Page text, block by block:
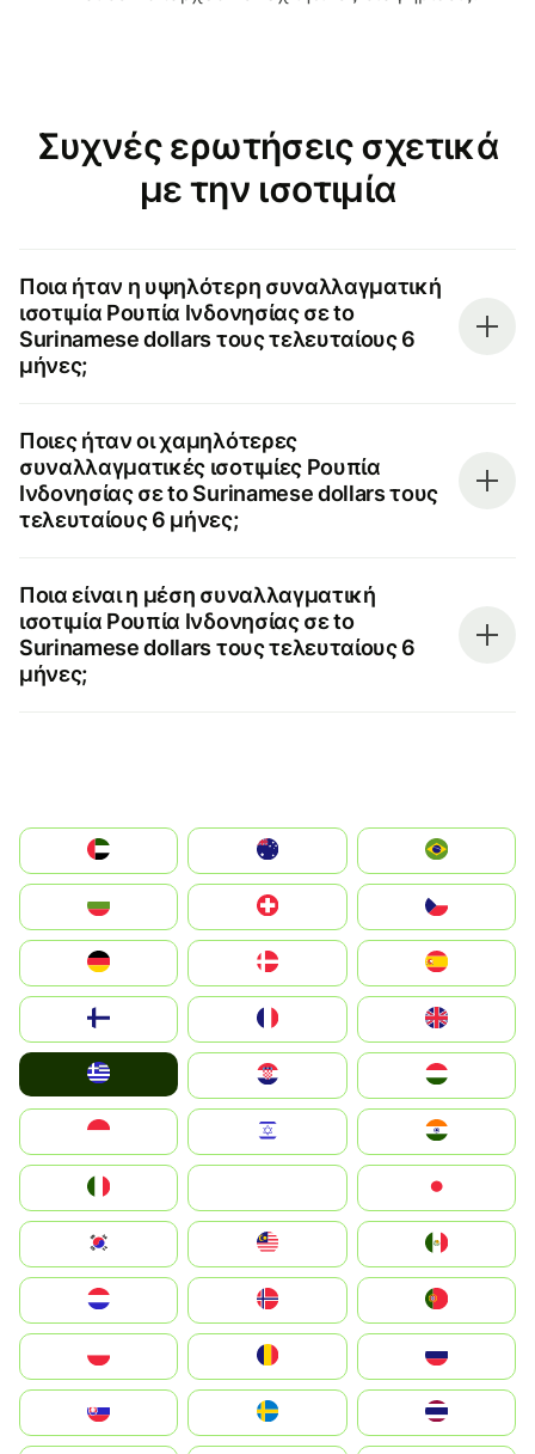
Συχνές ερωτήσεις σχετικά
με την ισοτιμία
Ποια ήταν η υψηλότερη συναλλαγματική
ισοτιμία Ρουπία Ινδονησίας σε to
Surinamese dollars τους τελευταίους 6
μήνες;
Ποιες ήταν οι χαμηλότερες
συναλλαγματικές ισοτιμίες Ρουπία
Ινδονησίας σε to Surinamese dollars τους
τελευταίους 6 μήνες;
Ποια είναι η μέση συναλλαγματική
ισοτιμία Ρουπία Ινδονησίας σε to
Surinamese dollars τους τελευταίους 6
μήνες;
الإمارات العربية المتحدة
Switzerland
Deutschland
United Kingdom
Magyarország
South Korea